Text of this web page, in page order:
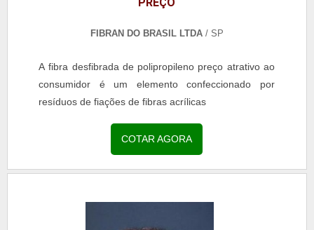
FIBRAN DO BRASIL LTDA/ SP
A fibra desfibrada de polipropileno preço atrativo ao
consumidor é um elemento confeccionado por
resíduos de fiações de fibras acrílicas
COTAR AGORA